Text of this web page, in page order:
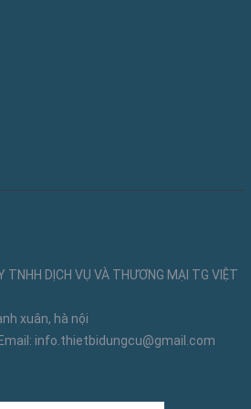
móc khóa chữ J.
nhẹ nhàng, chắc chắn và
THANG NHÔM CHỮ A AN
thang khi bạn đang đeo
DỊCH VỤ VÀ THƯƠNG MẠI TG VIỆT
xuân, hà nội
info.thietbidungcu@gmail.com